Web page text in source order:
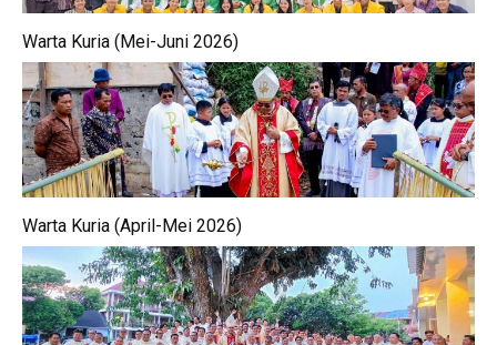
Warta Kuria (Mei-Juni 2026)
Warta Kuria (April-Mei 2026)